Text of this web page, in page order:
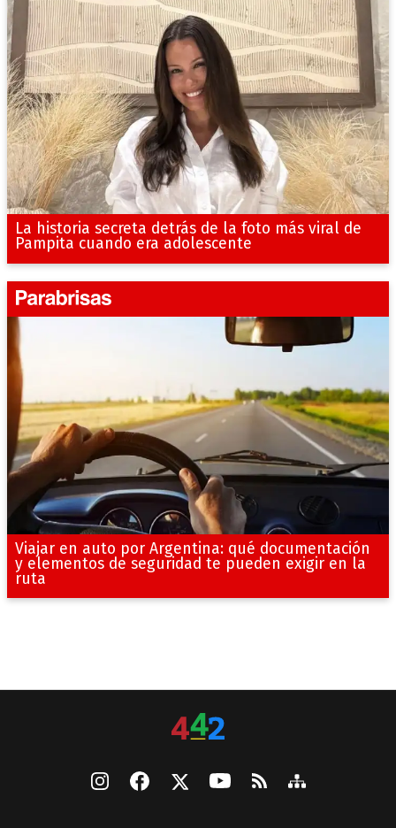
La historia secreta detrás de la foto más viral de
Pampita cuando era adolescente
Viajar en auto por Argentina: qué documentación
y elementos de seguridad te pueden exigir en la
ruta